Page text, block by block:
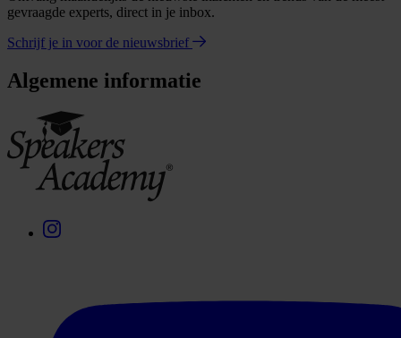
gevraagde experts, direct in je inbox.
Schrijf je in voor de nieuwsbrief
Algemene informatie